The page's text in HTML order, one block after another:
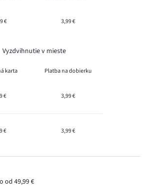
€ 3,99 €
Vyzdvihnutie v mieste
karta Platba na dobierku
€ 3,99 €
€ 3,99 €
od 49,99 €